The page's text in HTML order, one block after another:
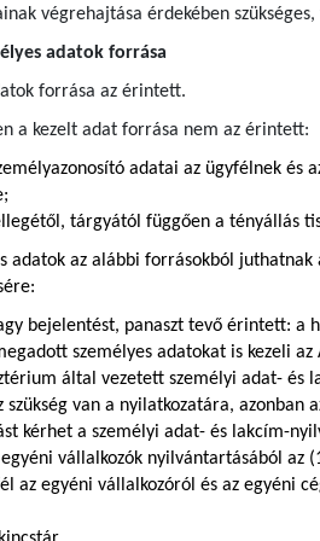
végrehajtása érdekében
adatok forrása
forrása az érintett.
a kezelt adat forrása nem az érintett:
adatai az ügyfélnek
tárgyától függően a tényállás
adatok az alábbi forrásokból
bejelentést, panaszt tevő érintett: a
személyes adatokat is kezeli az
által vezetett személyi adat- és
szükség van a nyilatkozatára,
kérhet a személyi adat- és lakcím-
vállalkozók nyilvántartásából
az egyéni vállalkozóról és az egyéni